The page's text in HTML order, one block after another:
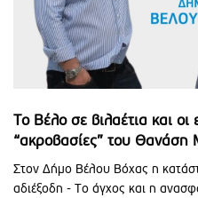
Το Βέλο σε βιλαέτια και οι
“ακροβασίες” του Θανάση
Στον Δήμο Βέλου Βόχας η
αδιέξοδη - Το άγχος και η